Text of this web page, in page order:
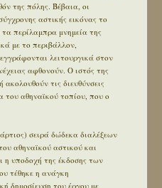
της πόλης. Βέβαια, οι
αστικής εικόνας το
περίλαμπρα μνημεία της
με το περιβάλλον,
λειτουργικά στον
αφθονούν. Ο ιστός της
τις διευθύνσεις
του αθηναϊκού τοπίου, που ο
σειρά δώδεκα διαλέξεων
αθηναϊκού αστικού και
η υποδοχή της έκδοσης των
τέθηκε η ανάγκη
δημοσίευση του έργου με